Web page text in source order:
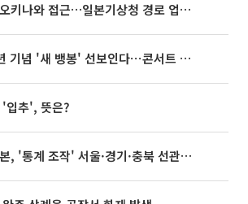
태풍 '돌핀' 오키나와 접근…일본기상청 경로 업데이트
빅뱅, 20주년 기념 '새 뱅봉' 선보인다⋯콘서트 앞두고 팝업 개최
'입추', 뜻은?
'통계 조작' 서울·경기·충북 선관위 등 추가 압수수색